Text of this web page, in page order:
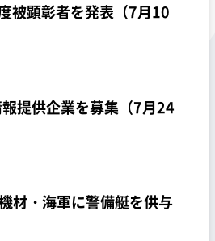
被顕彰者を発表（7月10
提供企業を募集（7月24
材・海軍に警備艇を供与